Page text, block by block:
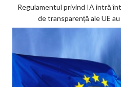
Regulamentul privind IA intră
de transparență ale UE